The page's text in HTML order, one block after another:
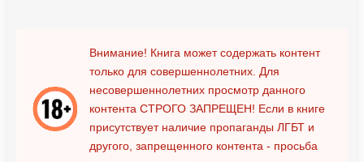
Внимание! Книга может содержать контент
только для совершеннолетних. Для
несовершеннолетних просмотр данного
контента СТРОГО ЗАПРЕЩЕН! Если в книге
присутствует наличие пропаганды ЛГБТ и
другого, запрещенного контента - просьба